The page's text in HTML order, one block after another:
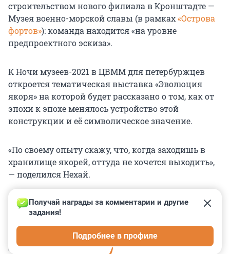
строительством нового филиала в Кронштадте —
Музея военно-морской славы (в рамках«Острова
фортов»): команда находится «на уровне
предпроектного эскиза».
К Ночи музеев-2021 в ЦВММ для петербуржцев
откроется тематическая выставка «Эволюция
якоря» на которой будет рассказано о том, как от
эпохи к эпохе менялось устройство этой
конструкции и её символическое значение.
«По своему опыту скажу, что, когда заходишь в
хранилище якорей, оттуда не хочется выходить»,
— поделился Нехай.
КОММЕНТАРИИ 4
Получай награды за комментарии и другие
задания!
Подробнее в профиле